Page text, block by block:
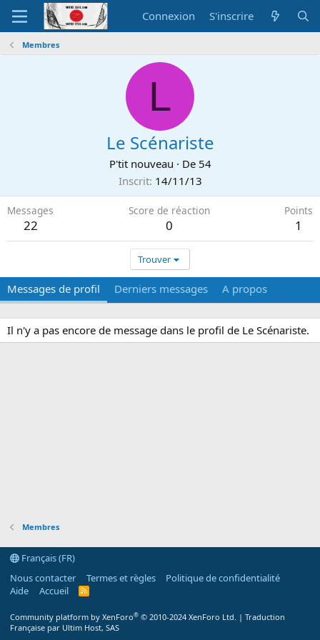
Connexion S'inscrire
Membres
L
Le Scénariste
P'tit nouveau · De 54
Inscrit 14/11/13
Messages
22
Score de réaction
0
Points
1
Trouver
Messages de profil Derniers messages A propos
Il n'y a pas encore de message dans le profil de Le Scénariste.
Membres
Français (FR)
Nous contacter
Termes et règles
Politique de confidentialité
Aide
Accueil
R
Community platform by XenForo® © 2010-2024 XenForo Ltd. | Traduction
Française par Ultim Host, SAS